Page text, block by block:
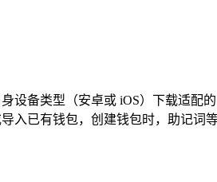
设备类型（安卓或 iOS）下载适配的
入已有钱包，创建钱包时，助记